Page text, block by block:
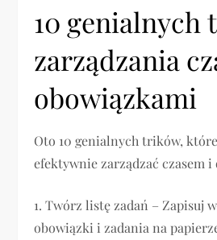
10 genialnych
zarządzania
obowiązkami
Oto 10 genialnych trików,
efektywnie zarządzać czasem
1. Twórz listę zadań – Zapisuj
obowiązki i zadania na